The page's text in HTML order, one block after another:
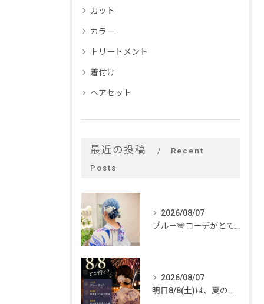
カット
カラー
トリートメント
着付け
ヘアセット
最近の投稿
Recent
Posts
2026/08/07
ブルー🩵コーデがとてもお似合いでした✨
2026/08/07
明日8/8(土)は、夏のイベントがいっぱい🎆